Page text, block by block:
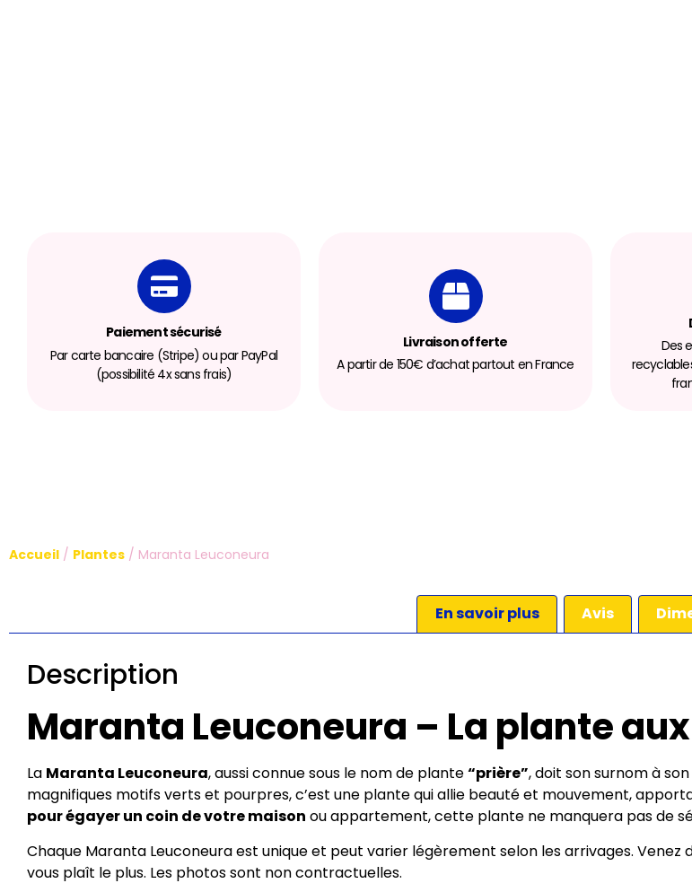
Paiement sécurisé
Par carte bancaire (Stripe) ou par PayPal
(possibilité 4x sans frais)
Livraison offerte
A partir de 150€ d’achat partout en France
Des
Accueil / Plantes / Maranta Leuconeura
En savoir plus Avis
Description
Maranta Leuconeura – La plante
La Maranta Leuconeura, aussi connue sous le nom de plante“prière”, doit son surnom à
magnifiques motifs verts et pourpres, c’est une plante qui allie beauté et mouvement,
pour égayer un coin de votre maison ou appartement, cette plante ne manquera pas de
Chaque Maranta Leuconeura est unique et peut varier légèrement selon les arrivages.
vous plaît le plus. Les photos sont non contractuelles.